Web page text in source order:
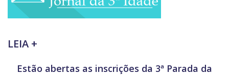
LEIA +
Estão abertas as inscrições da 3ª Parada da